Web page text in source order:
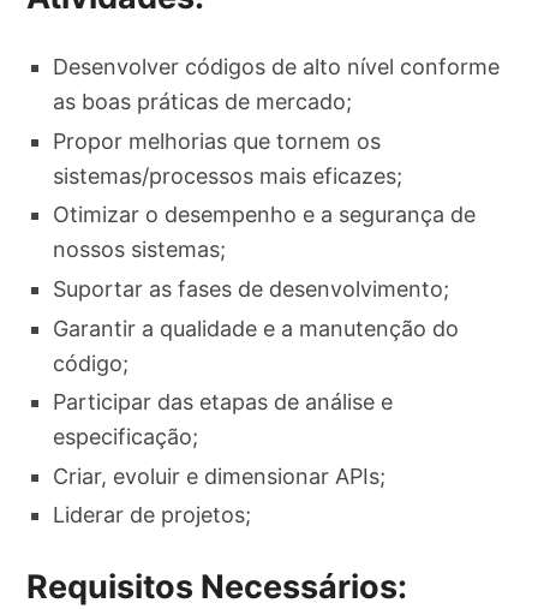
Desenvolver códigos de alto nível conforme
as boas práticas de mercado;
Propor melhorias que tornem os
sistemas/processos mais eficazes;
Otimizar o desempenho e a segurança de
nossos sistemas;
Suportar as fases de desenvolvimento;
Garantir a qualidade e a manutenção do
código;
Participar das etapas de análise e
especificação;
Criar, evoluir e dimensionar APIs;
Liderar de projetos;
Requisitos Necessários: